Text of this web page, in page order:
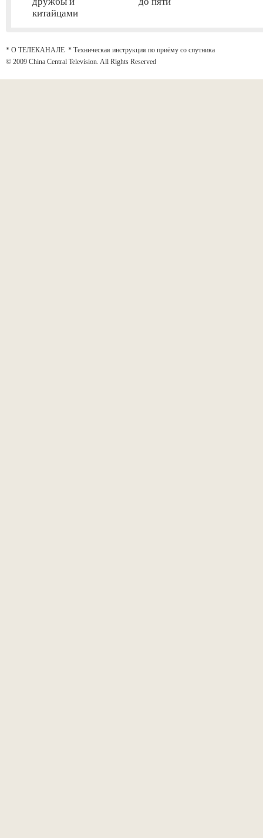
китайцами
* О ТЕЛЕКАНАЛЕ * Техническая инструкция по приёму со спутника
© 2009 China Central Television. All Rights Reserved